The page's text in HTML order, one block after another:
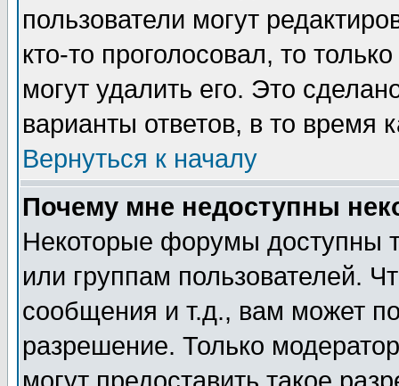
пользователи могут
кто-то проголосовал, то
могут удалить его. Это
варианты ответов, в то время
Вернуться к началу
Почему мне недоступны
Некоторые форумы доступны
или группам пользователей.
сообщения и т.д., вам может
разрешение. Только